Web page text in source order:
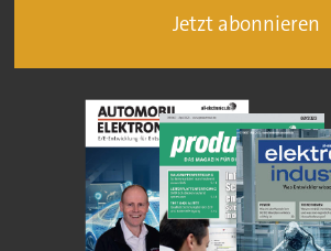
Jetzt abonnieren